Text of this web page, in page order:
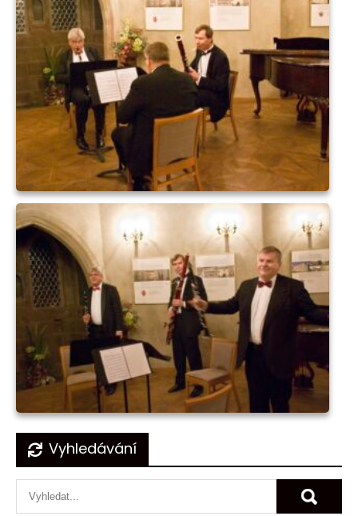
Navigace
pro
příspěvek
Vyhledávání